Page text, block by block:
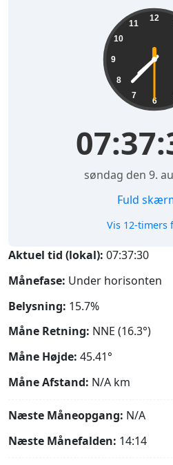
12
6
7
8
9
10
11
søndag den 9.
Fuld
Vis 12-timers
Aktuel tid (lokal): 07:37:31
Månefase: Under horisonten
Belysning: 15.7%
Måne Retning: NNE (16.3°)
Måne Højde: 45.41°
Måne Afstand: N/A km
Næste Måneopgang: N/A
Næste Månefalden: 14:14